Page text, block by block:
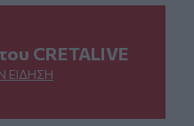
CRETALIVE
ΕΊΔΗΣΗ